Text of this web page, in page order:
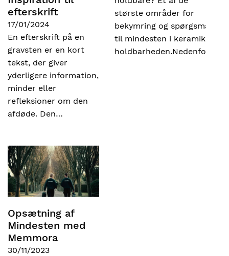
efterskrift
17/01/2024
En efterskrift på en
gravsten er en kort
tekst, der giver
yderligere information,
minder eller
refleksioner om den
afdøde. Den…
største områder for
bekymring og spørgsmål
til mindesten i keramik er
holdbarheden.Nedenfor…
Opsætning af
Mindesten med
Memmora
30/11/2023